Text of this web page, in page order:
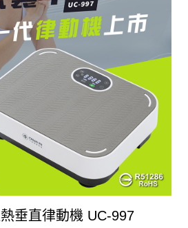
垂直律動機 UC-997